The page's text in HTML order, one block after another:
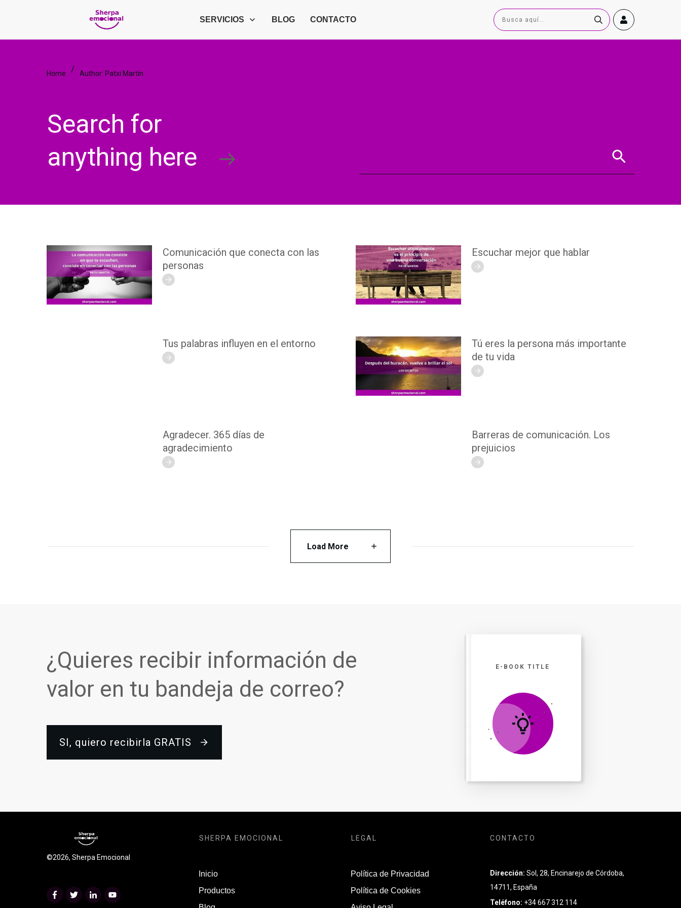
SERVICIOS BLOG CONTACTO
Home / Author: Patxi Martín
Search for
anything here
Comunicación que conecta con las
personas
Escuchar mejor que hablar
Tus palabras influyen en el entorno
Tú eres la persona más importante
de tu vida
Agradecer. 365 días de
agradecimiento
Barreras de comunicación. Los
prejuicios
Load More
¿Quieres recibir información de
valor en tu bandeja de correo?
SI, quiero recibirla GRATIS
E-BOOK TITLE
©2026, Sherpa Emocional
SHERPA EMOCIONAL
Inicio
Productos
LEGAL
Política de Privacidad
Política de Cookies
CONTACTO
Dirección: Sol, 28, Encinarejo de Córdoba,
14711, España
Teléfono: +34 667 312 114